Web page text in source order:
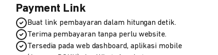
Payment Link
Buat link pembayaran dalam hitungan detik.
Terima pembayaran tanpa perlu website.
Tersedia pada web dashboard, aplikasi mobile